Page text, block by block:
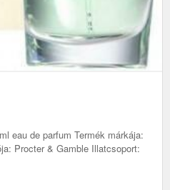
eau de parfum Termék márkája:
Procter & Gamble Illatcsoport: